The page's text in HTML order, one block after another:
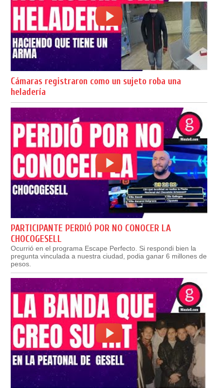
Cámaras registraron como un sujeto roba una
heladería
PARTICIPANTE PERDIÓ POR NO CONOCER LA
CHOCOGESELL
Ocurrió en el programa Escape Perfecto. Si respondi bien la
pregunta vinculada a nuestra ciudad, podia ganar 6 millones de
pesos.